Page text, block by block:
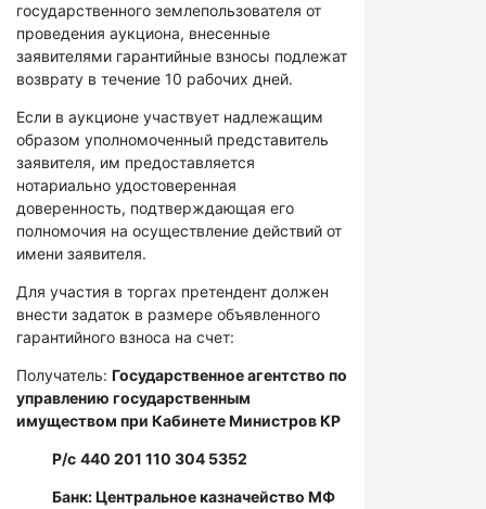
государственного землепользователя от
проведения аукциона, внесенные
заявителями гарантийные взносы подлежат
возврату в течение 10 рабочих дней.
Если в аукционе участвует надлежащим
образом уполномоченный представитель
заявителя, им предоставляется
нотариально удостоверенная
доверенность, подтверждающая его
полномочия на осуществление действий от
имени заявителя.
Для участия в торгах претендент должен
внести задаток в размере объявленного
гарантийного взноса на счет:
Получатель: Государственное агентство по
управлению государственным
имуществом при Кабинете Министров КР
Р/с 440 201 110 304 5352
Банк: Центральное казначейство МФ